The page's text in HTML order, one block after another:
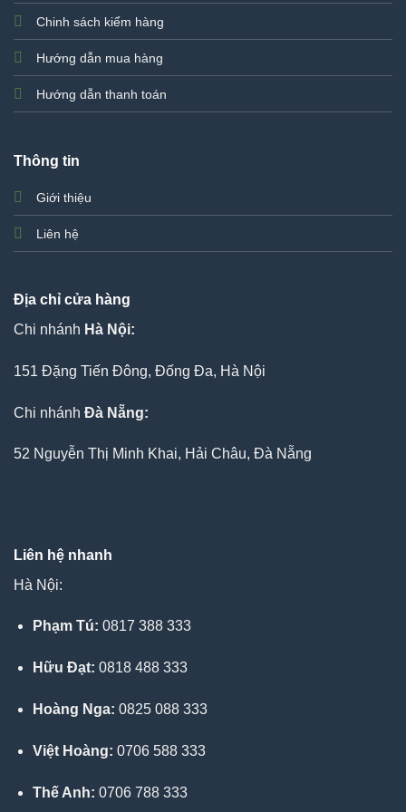
Chinh sách kiểm hàng
Hướng dẫn mua hàng
Hướng dẫn thanh toán
Thông tin
Giới thiệu
Liên hệ
Địa chỉ cửa hàng
Chi nhánh Hà Nội:
151 Đặng Tiến Đông, Đống Đa, Hà Nội
Chi nhánh Đà Nẵng:
52 Nguyễn Thị Minh Khai, Hải Châu, Đà Nẵng
Liên hệ nhanh
Hà Nội:
Phạm Tú: 0817 388 333
Hữu Đạt: 0818 488 333
Hoàng Nga: 0825 088 333
Việt Hoàng: 0706 588 333
Thế Anh: 0706 788 333